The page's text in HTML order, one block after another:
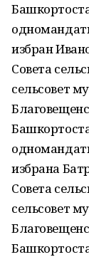
избран
Совета
сельсовет
избрана
Совета
сельсовет